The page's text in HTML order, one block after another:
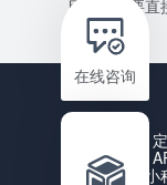
在线咨询
目或者需要